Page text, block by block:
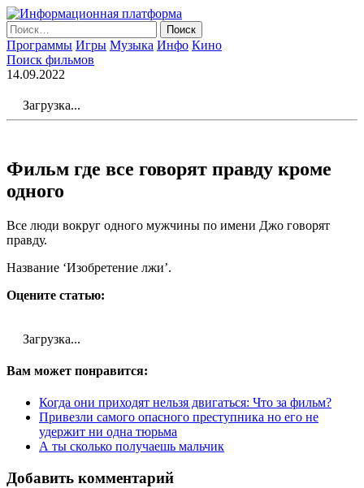
Skip
to
the
content
Найти:
Программы Игры Музыка Инфо Кино
Поиск фильмов
14.09.2022
Загрузка...
Фильм где все говорят правду кроме
одного
Все люди вокруг одного мужчины по имени Джо говорят
правду.
Название ‘Изобретение лжи’.
Оцените статью:
Загрузка...
Вам может понравится:
Когда они приходят нельзя двигаться: Что за фильм?
Привезли самого опасного преступника но его не
удержит ни одна тюрьма
А ты сколько получаешь мальчик
Добавить комментарий